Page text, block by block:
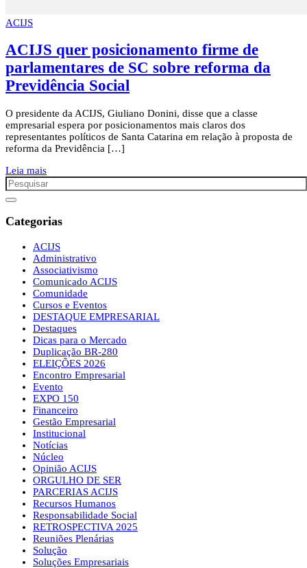
ACIJS
ACIJS quer posicionamento firme de
parlamentares de SC sobre reforma da
Previdência Social
O presidente da ACIJS, Giuliano Donini, disse que a classe
empresarial espera por posicionamentos mais claros dos
representantes políticos de Santa Catarina em relação à proposta de
reforma da Previdência […]
Leia mais
Categorias
ACIJS
Administrativo
Associativismo
Comunicado ACIJS
Comunidade
Cursos e Eventos
DESTAQUE EMPRESARIAL
Destaques
Dicas para o Mercado
Duplicação BR-280
ELEIÇÕES 2026
Encontro Empresarial
Evento
EXPO 150
Financeiro
Gestão Empresarial
Institucional
Notícias
Núcleo
Opinião ACIJS
ORGULHO DE SER
PARCERIAS ACIJS
Recursos Humanos
Responsabilidade Social
RETROSPECTIVA 2025
Reuniões Plenárias
Solução
Soluções Empresariais